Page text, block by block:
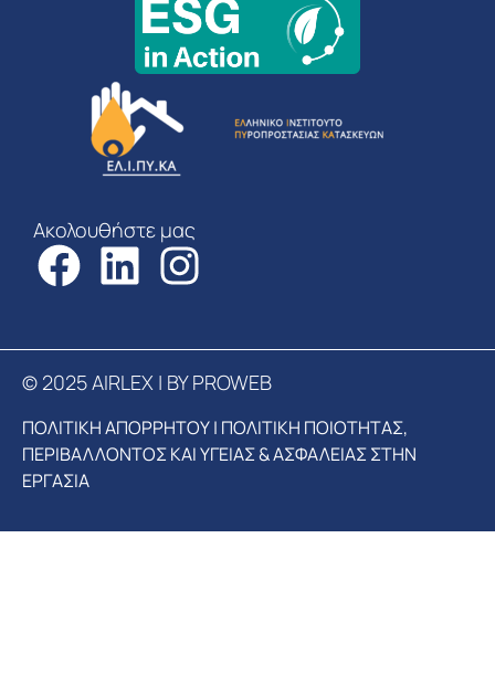
Ακολουθήστε μας
© 2025 AIRLEX | BY PROWEB
ΠΟΛΙΤΙΚΗ ΑΠΟΡΡΗΤΟΥ| ΠΟΛΙΤΙΚΗ ΠΟΙΟΤΗΤΑΣ,
ΠΕΡΙΒΑΛΛΟΝΤΟΣ ΚΑΙ ΥΓΕΙΑΣ & ΑΣΦΑΛΕΙΑΣ ΣΤΗΝ
ΕΡΓΑΣΙΑ